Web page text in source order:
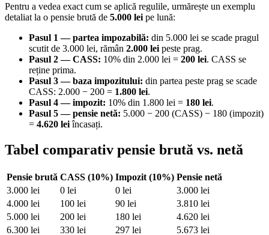
Pentru a vedea exact cum se aplică regulile, urmărește un exemplu
detaliat la o pensie brută de 5.000 lei pe lună:
Pasul 1 — partea impozabilă: din 5.000 lei se scade pragul
scutit de 3.000 lei, rămân 2.000 lei peste prag.
Pasul 2 — CASS: 10% din 2.000 lei = 200 lei. CASS se
reține prima.
Pasul 3 — baza impozitului: din partea peste prag se scade
CASS: 2.000 − 200 = 1.800 lei.
Pasul 4 — impozit: 10% din 1.800 lei = 180 lei.
Pasul 5 — pensie netă: 5.000 − 200 (CASS) − 180 (impozit)
= 4.620 leiîncasați.
Tabel comparativ pensie brută vs. netă
Pensie brută CASS (10%) Impozit (10%) Pensie netă
3.000 lei
0 lei 0 lei
3.000 lei
4.000 lei
100 lei 90 lei
3.810 lei
5.000 lei
200 lei 180 lei
4.620 lei
6.300 lei
330 lei 297 lei 5.673 lei